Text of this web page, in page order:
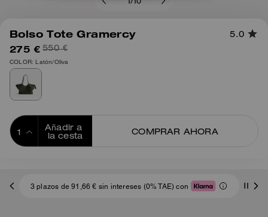
/ 10
Bolso Tote Gramercy 5.0
275 € 550 €
COLOR: Latón/Oliva
Añadir a
la cesta
COMPRAR AHORA
3 plazos de 91,66 € sin intereses (0% TAE) con